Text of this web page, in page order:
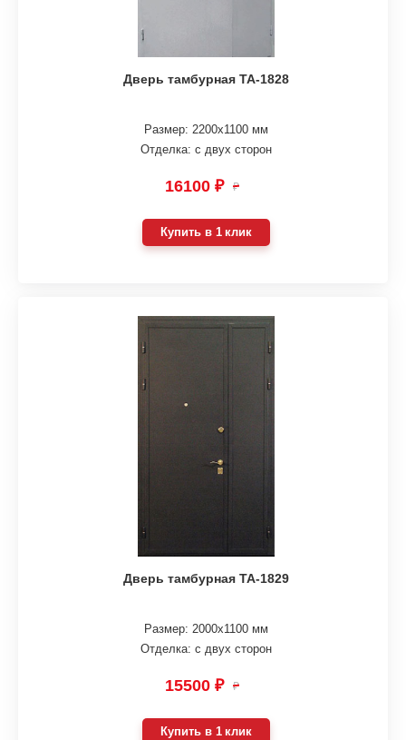
Дверь тамбурная ТА-1828
Размер: 2200х1100 мм
Отделка: с двух сторон
16100 ₽ ₽
Купить в 1 клик
Дверь тамбурная ТА-1829
Размер: 2000х1100 мм
Отделка: с двух сторон
15500 ₽ ₽
Купить в 1 клик